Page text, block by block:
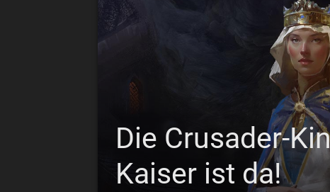
Die Crusader-
Kaiser ist da!